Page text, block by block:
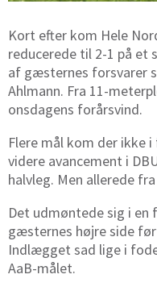
Kort efter kom Hele
reducerede til 2-1 på et
af gæsternes forsvarer
Ahlmann. Fra 11-
onsdagens forårsvind.
Flere mål kom der ikke
videre avancement i
halvleg. Men allerede
Det udmøntede sig i
gæsternes højre side
Indlægget sad lige i
AaB-målet.